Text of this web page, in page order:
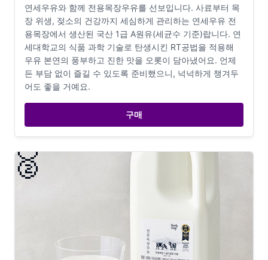
연세우유와 함께 전용목장우유를 선보입니다. 사료부터 목
장 위생, 젖소의 건강까지 세심하게 관리하는 연세우유 전
용목장에서 생산된 국산 1급 A원유(세균수 기준)랍니다. 연
세대학교의 식품 과학 기술로 탄생시킨 RT공법을 적용해
우유 본연의 풍부하고 진한 맛을 오롯이 담아냈어요. 언제
든 부담 없이 즐길 수 있도록 준비했으니, 넉넉하게 챙겨두
어도 좋을 거예요.
구매
🥈